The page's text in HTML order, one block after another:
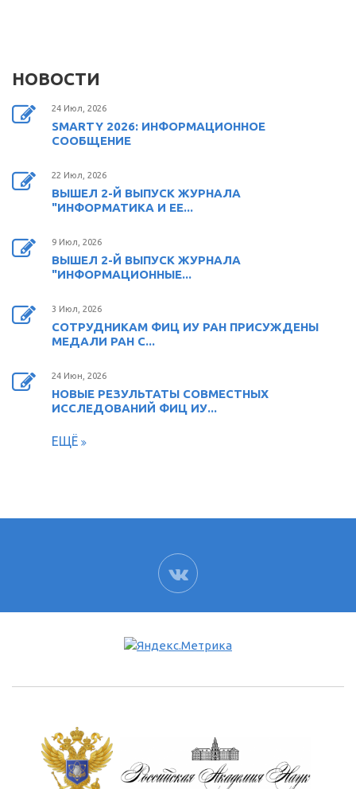
НОВОСТИ
24 Июл, 2026
SMARTY 2026: ИНФОРМАЦИОННОЕ
СООБЩЕНИЕ
22 Июл, 2026
ВЫШЕЛ 2-Й ВЫПУСК ЖУРНАЛА
"ИНФОРМАТИКА И ЕЕ...
9 Июл, 2026
ВЫШЕЛ 2-Й ВЫПУСК ЖУРНАЛА
"ИНФОРМАЦИОННЫЕ...
3 Июл, 2026
СОТРУДНИКАМ ФИЦ ИУ РАН ПРИСУЖДЕНЫ
МЕДАЛИ РАН С...
24 Июн, 2026
НОВЫЕ РЕЗУЛЬТАТЫ СОВМЕСТНЫХ
ИССЛЕДОВАНИЙ ФИЦ ИУ...
ЕЩЁ
ВК